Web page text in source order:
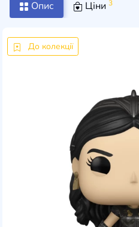
Опис Ціни 3
До колекції